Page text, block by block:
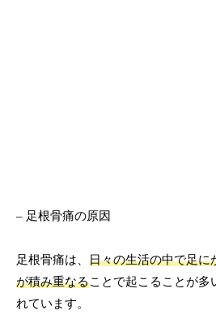
– 足根骨痛の原因
足根骨痛は、日々の生活の中で足に
が積み重なることで起こることが多
れています。